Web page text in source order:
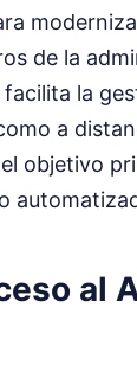
de la
la
a
objetivo
al